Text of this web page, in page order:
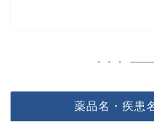
薬品名・疾患